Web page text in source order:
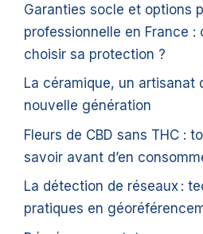
Garanties socle et options
professionnelle en France :
choisir sa protection ?
La céramique, un artisanat
nouvelle génération
Fleurs de CBD sans THC :
savoir avant d’en
La détection de réseaux :
pratiques en